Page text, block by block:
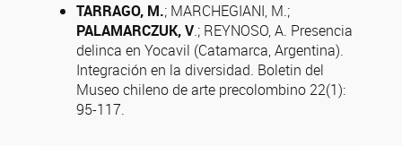
TARRAGO, M.; MARCHEGIANI, M.;
PALAMARCZUK, V.; REYNOSO, A. Presencia
delinca en Yocavil (Catamarca, Argentina).
Integración en la diversidad. Boletin del
Museo chileno de arte precolombino 22(1):
95-117.